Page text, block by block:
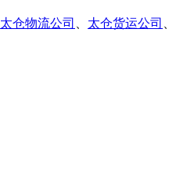
太仓物流公司 太仓货运公司